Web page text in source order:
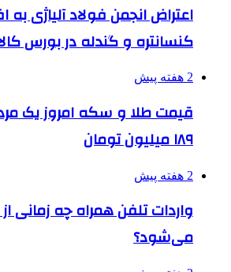
اعتراض انجمن فولاد آلیاژی
کنسانتره و گندله در بورس
2 هفته پیش
قیمت طلا و سکه امروز یک
۱۸۹ میلیون تومان
2 هفته پیش
واردات تلفن همراه چه زمانی
می‌شود؟